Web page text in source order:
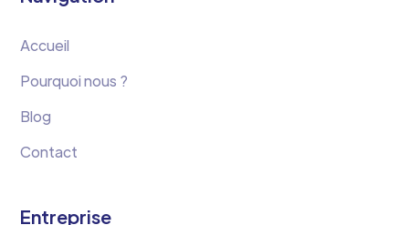
Accueil
Pourquoi nous ?
Blog
Contact
Entreprise